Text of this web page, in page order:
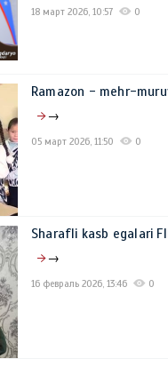
18 март 2026, 10:57 0
Ramazon - mehr-
→
05 март 2026, 11:50 0
Sharafli kasb egalari
→
16 февраль 2026, 13:46 0